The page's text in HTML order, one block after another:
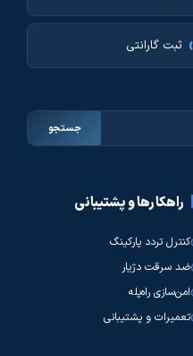
ثبت گارانتی
جستجو
راهکارها و پشتیبانی
کنترل تردد پارکینگ
ضد سرقت دژیار
امن‌سازی راه‌پله
تعمیرات و پشتیبانی